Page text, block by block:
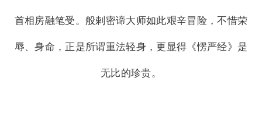
首相房融笔受。般剌密谛大师如此艰辛冒险，不惜荣
辱、身命，正是所谓重法轻身，更显得《愣严经》是
无比的珍贵。